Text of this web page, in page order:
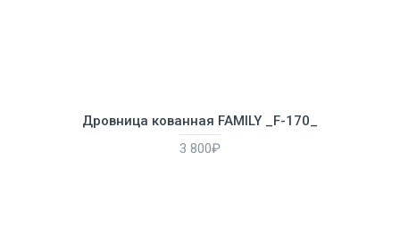
Дровница кованная FAMILY _F-170_
3 800₽